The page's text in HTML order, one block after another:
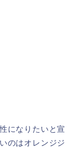
になりたいと宣
のはオレンジジ